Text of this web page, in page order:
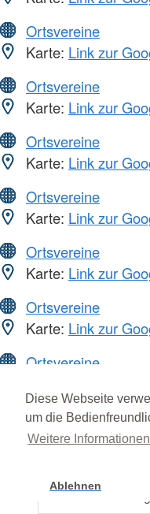
Diese Webseite
um die
Weitere Informationen
Ablehnen
Ortsvereine
Karte: Link zur
Ortsvereine
Karte: Link zur
Ortsvereine
Karte: Link zur
Ortsvereine
Karte: Link zur
Ortsvereine
Karte: Link zur
Ortsvereine
Karte: Link zur
Ortsvereine
Ortsvereine
Karte:Link zur
Karte:Link zur